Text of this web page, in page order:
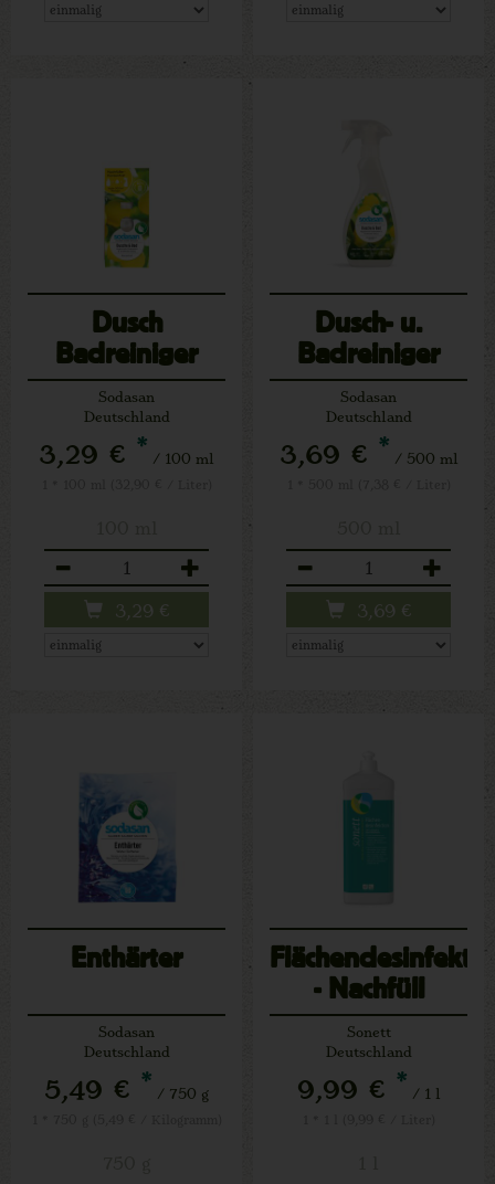
Dusch
Badreiniger
Nachfüllkonzentrat
Sodasan
Deutschland
3,29 € * / 100 ml
3,29 €
Dusch- u.
Badreiniger
Sodasan
Deutschland
3,69 € * / 500 ml
3,69 €
Enthärter
Sodasan
Deutschland
5,49 € * / 750 g
- Nachfüll
Sonett
Deutschland
9,99 € * / 1 l